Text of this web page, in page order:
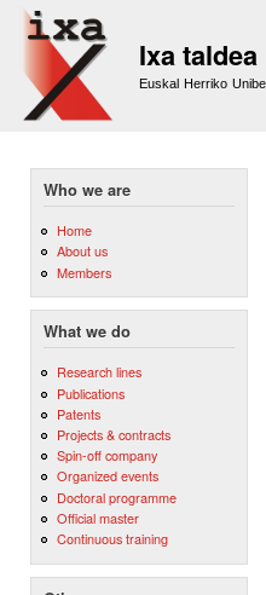
Ixa taldea
Euskal Herriko
Who we are
Home
About us
Members
What we do
Research lines
Publications
Patents
Projects & contracts
Spin-off company
Organized events
Doctoral programme
Official master
Continuous training